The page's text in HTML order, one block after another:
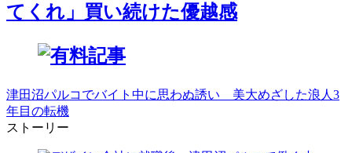
てくれ」買い続けた優越感
津田沼パルコでバイト中に思わぬ誘い 美大めざした浪人3
年目の転機
ストーリー